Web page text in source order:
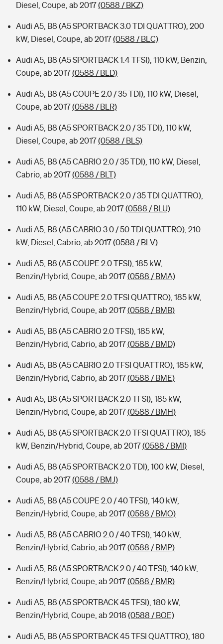
Diesel, Coupe, ab 2017(0588 / BKZ)
Audi A5, B8 (A5 SPORTBACK 3.0 TDI QUATTRO), 200
kW, Diesel, Coupe, ab 2017(0588 / BLC)
Audi A5, B8 (A5 SPORTBACK 1.4 TFSI), 110 kW, Benzin,
Coupe, ab 2017(0588 / BLD)
Audi A5, B8 (A5 COUPE 2.0 / 35 TDI), 110 kW, Diesel,
Coupe, ab 2017(0588 / BLR)
Audi A5, B8 (A5 SPORTBACK 2.0 / 35 TDI), 110 kW,
Diesel, Coupe, ab 2017(0588 / BLS)
Audi A5, B8 (A5 CABRIO 2.0 / 35 TDI), 110 kW, Diesel,
Cabrio, ab 2017(0588 / BLT)
Audi A5, B8 (A5 SPORTBACK 2.0 / 35 TDI QUATTRO),
110 kW, Diesel, Coupe, ab 2017(0588 / BLU)
Audi A5, B8 (A5 CABRIO 3.0 / 50 TDI QUATTRO), 210
kW, Diesel, Cabrio, ab 2017(0588 / BLV)
Audi A5, B8 (A5 COUPE 2.0 TFSI), 185 kW,
Benzin/Hybrid, Coupe, ab 2017(0588 / BMA)
Audi A5, B8 (A5 COUPE 2.0 TFSI QUATTRO), 185 kW,
Benzin/Hybrid, Coupe, ab 2017(0588 / BMB)
Audi A5, B8 (A5 CABRIO 2.0 TFSI), 185 kW,
Benzin/Hybrid, Cabrio, ab 2017(0588 / BMD)
Audi A5, B8 (A5 CABRIO 2.0 TFSI QUATTRO), 185 kW,
Benzin/Hybrid, Cabrio, ab 2017(0588 / BME)
Audi A5, B8 (A5 SPORTBACK 2.0 TFSI), 185 kW,
Benzin/Hybrid, Coupe, ab 2017(0588 / BMH)
Audi A5, B8 (A5 SPORTBACK 2.0 TFSI QUATTRO), 185
kW, Benzin/Hybrid, Coupe, ab 2017(0588 / BMI)
Audi A5, B8 (A5 SPORTBACK 2.0 TDI), 100 kW, Diesel,
Coupe, ab 2017(0588 / BMJ)
Audi A5, B8 (A5 COUPE 2.0 / 40 TFSI), 140 kW,
Benzin/Hybrid, Coupe, ab 2017(0588 / BMO)
Audi A5, B8 (A5 CABRIO 2.0 / 40 TFSI), 140 kW,
Benzin/Hybrid, Cabrio, ab 2017(0588 / BMP)
Audi A5, B8 (A5 SPORTBACK 2.0 / 40 TFSI), 140 kW,
Benzin/Hybrid, Coupe, ab 2017(0588 / BMR)
Audi A5, B8 (A5 SPORTBACK 45 TFSI), 180 kW,
Benzin/Hybrid, Coupe, ab 2018 (0588 / BOE)
Audi A5, B8 (A5 SPORTBACK 45 TFSI QUATTRO), 180